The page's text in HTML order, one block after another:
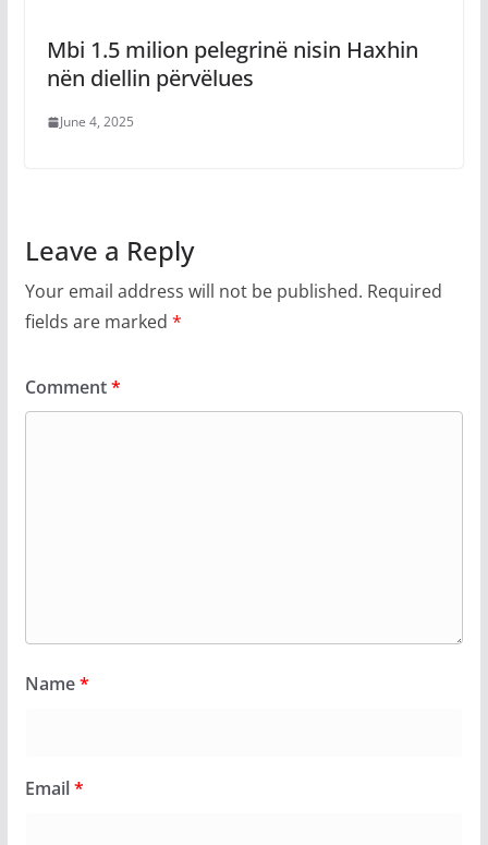
Mbi 1.5 milion pelegrinë nisin Haxhin
nën diellin përvëlues
June 4, 2025
Leave a Reply
Your email address will not be published. Required
fields are marked *
Comment*
Name*
Email*